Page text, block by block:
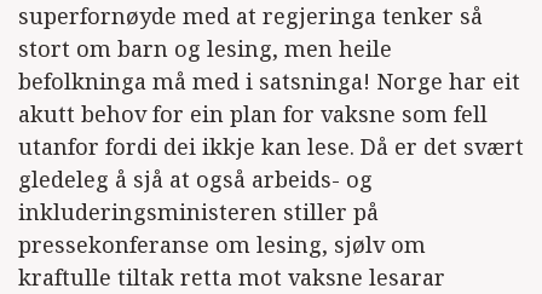
superfornøyde med at regjeringa tenker så
stort om barn og lesing, men heile
befolkninga må med i satsninga! Norge har eit
akutt behov for ein plan for vaksne som fell
utanfor fordi dei ikkje kan lese. Då er det svært
gledeleg å sjå at også arbeids- og
inkluderingsministeren stiller på
pressekonferanse om lesing, sjølv om
kraftulle tiltak retta mot vaksne lesarar